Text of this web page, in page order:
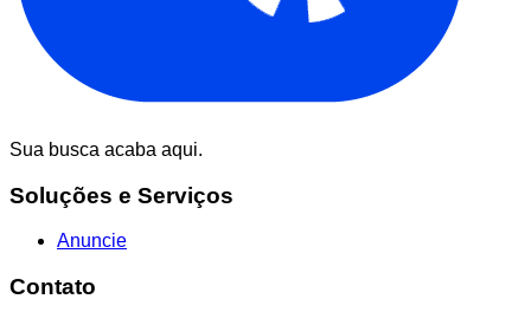
Sua busca acaba aqui.
Soluções e Serviços
Anuncie
Contato